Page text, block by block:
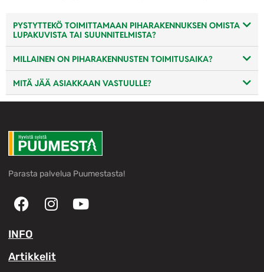
PYSTYTTEKÖ TOIMITTAMAAN PIHARAKENNUKSEN OMISTA
LUPAKUVISTA TAI SUUNNITELMISTA?
MILLAINEN ON PIHARAKENNUSTEN TOIMITUSAIKA?
MITÄ JÄÄ ASIAKKAAN VASTUULLE?
Parasta palvelua Puumestasta!
INFO
Artikkelit